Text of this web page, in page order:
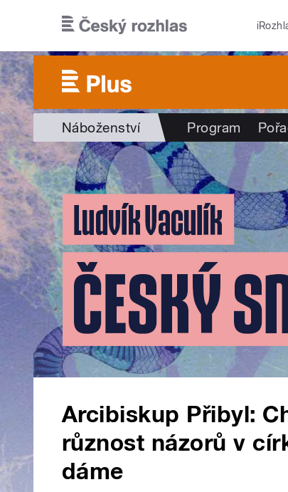
Náboženství Program
Arcibiskup Přibyl:
různost názorů v
dáme